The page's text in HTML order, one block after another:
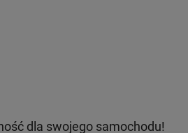
dla swojego samochodu!